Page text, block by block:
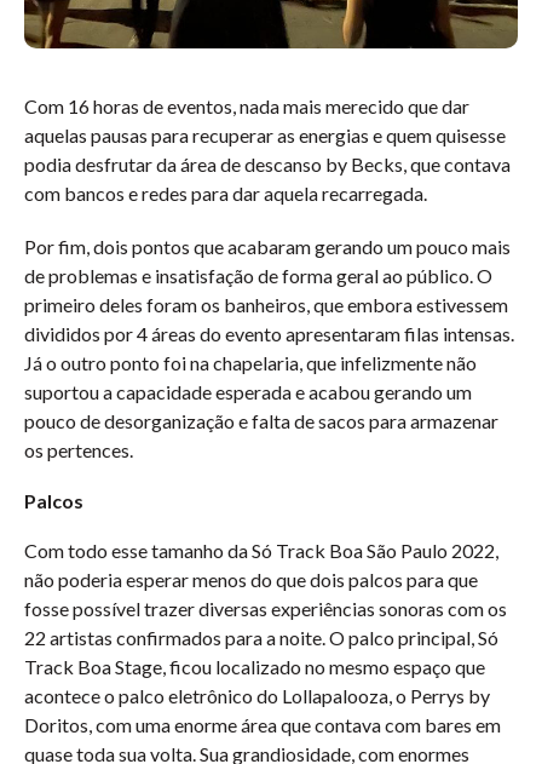
Com 16 horas de eventos, nada mais merecido que dar
aquelas pausas para recuperar as energias e quem quisesse
podia desfrutar da área de descanso by Becks, que contava
com bancos e redes para dar aquela recarregada.
Por fim, dois pontos que acabaram gerando um pouco mais
de problemas e insatisfação de forma geral ao público. O
primeiro deles foram os banheiros, que embora estivessem
divididos por 4 áreas do evento apresentaram filas intensas.
Já o outro ponto foi na chapelaria, que infelizmente não
suportou a capacidade esperada e acabou gerando um
pouco de desorganização e falta de sacos para armazenar
os pertences.
Palcos
Com todo esse tamanho da Só Track Boa São Paulo 2022,
não poderia esperar menos do que dois palcos para que
fosse possível trazer diversas experiências sonoras com os
22 artistas confirmados para a noite. O palco principal, Só
Track Boa Stage, ficou localizado no mesmo espaço que
acontece o palco eletrônico do Lollapalooza, o Perrys by
Doritos, com uma enorme área que contava com bares em
quase toda sua volta. Sua grandiosidade, com enormes